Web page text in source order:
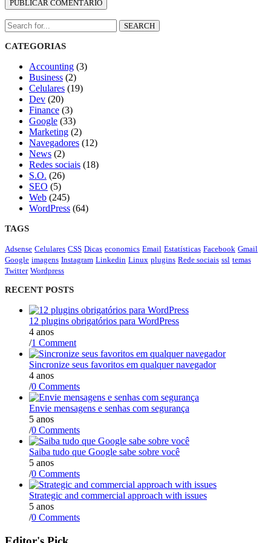
SEARCH
CATEGORIAS
Accounting (3)
Business (2)
Celulares (19)
Dev (20)
Finance (3)
Google (33)
Marketing (2)
Navegadores (12)
News (2)
Redes sociais (18)
S.O. (26)
SEO (5)
Web (245)
WordPress (64)
TAGS
Adsense Celulares CSS Dicas economics Email Estatísticas Facebook Gmail
Google imagens Instagram Linkedin Linux plugins Rede sociais ssl temas
Twitter Wordpress
RECENT POSTS
12 plugins obrigatórios para WordPress
4 anos
/1 Comment
Sincronize seus favoritos em qualquer navegador
4 anos
/0 Comments
Envie mensagens e senhas com segurança
5 anos
/0 Comments
Saiba tudo que Google sabe sobre você
5 anos
/0 Comments
Strategic and commercial approach with issues
5 anos
/0 Comments